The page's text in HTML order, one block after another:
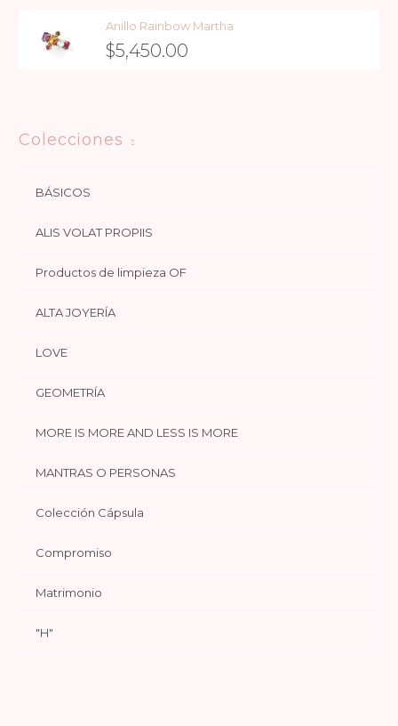
Anillo Rainbow Martha
$5,450.00
Colecciones
BÁSICOS
ALIS VOLAT PROPIIS
Productos de limpieza OF
ALTA JOYERÍA
LOVE
GEOMETRÍA
MORE IS MORE AND LESS IS MORE
MANTRAS O PERSONAS
Colección Cápsula
Compromiso
Matrimonio
"H"